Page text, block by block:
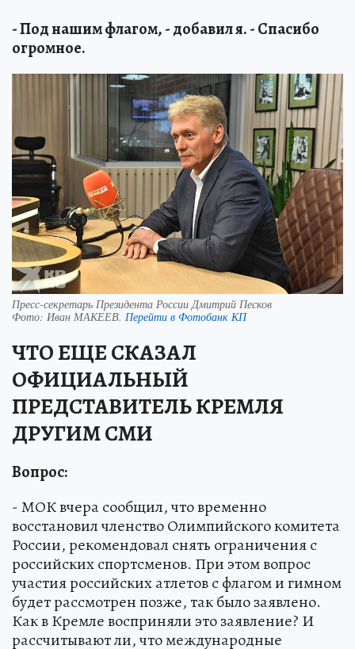
- Под нашим флагом, - добавил я. - Спасибо
огромное.
Пресс-секретарь Президента России Дмитрий Песков
Фото: Иван МАКЕЕВ. Перейти в Фотобанк КП
ЧТО ЕЩЕ СКАЗАЛ
ОФИЦИАЛЬНЫЙ
ПРЕДСТАВИТЕЛЬ КРЕМЛЯ
ДРУГИМ СМИ
Вопрос:
- МОК вчера сообщил, что временно
восстановил членство Олимпийского комитета
России, рекомендовал снять ограничения с
российских спортсменов. При этом вопрос
участия российских атлетов с флагом и гимном
будет рассмотрен позже, так было заявлено.
Как в Кремле восприняли это заявление? И
рассчитывают ли, что международные